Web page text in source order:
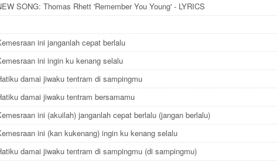
SONG: Thomas Rhett 'Remember You Young' - LYRICS
ini janganlah cepat berlalu
ini ingin ku kenang selalu
damai jiwaku tentram di sampingmu
damai jiwaku tentram bersamamu
ini (akuilah) janganlah cepat berlalu (jangan berlalu)
ini (kan kukenang) ingin ku kenang selalu
damai jiwaku tentram di sampingmu (di sampingmu)